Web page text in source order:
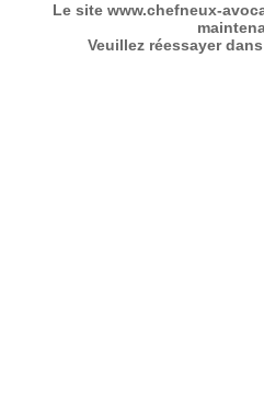
Le site www.chefneux-
Veuillez réessayer